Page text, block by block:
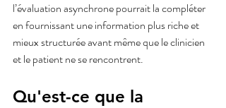
l’évaluation asynchrone pourrait la compléter
en fournissant une information plus riche et
mieux structurée avant même que le clinicien
et le patient ne se rencontrent.
Qu'est-ce que la